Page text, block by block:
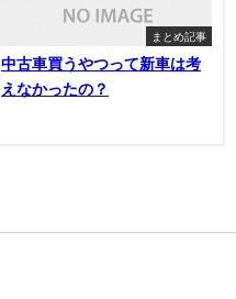
まとめ記事
中古車買うやつって新車は考
えなかったの？